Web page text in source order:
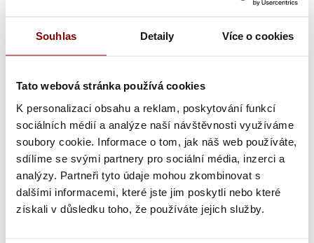
Souhlas Detaily Více o cookies
Tato webová stránka používá cookies
K personalizaci obsahu a reklam, poskytování funkcí
sociálních médií a analýze naší návštěvnosti využíváme
soubory cookie. Informace o tom, jak náš web používáte,
sdílíme se svými partnery pro sociální média, inzerci a
analýzy. Partneři tyto údaje mohou zkombinovat s
dalšími informacemi, které jste jim poskytli nebo které
získali v důsledku toho, že používáte jejich služby.
Poznámka k výšivke
Vyšitie loga + 5.10€
Vyšití textu + 5.10€
Grafická úprava a vyšitie (logo + text) + 34.69€